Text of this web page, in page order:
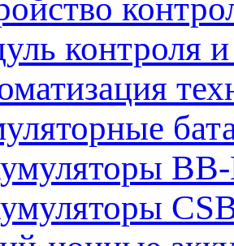
контроля